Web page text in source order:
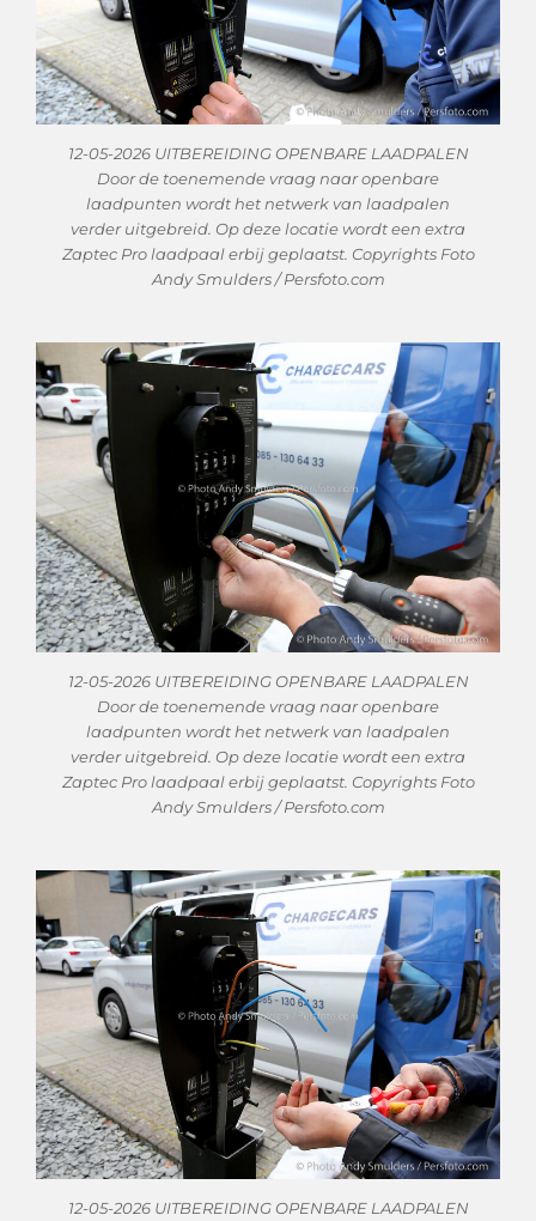
12-05-2026 UITBEREIDING OPENBARE LAADPALEN
Door de toenemende vraag naar openbare
laadpunten wordt het netwerk van laadpalen
verder uitgebreid. Op deze locatie wordt een extra
Zaptec Pro laadpaal erbij geplaatst. Copyrights Foto
Andy Smulders / Persfoto.com
12-05-2026 UITBEREIDING OPENBARE LAADPALEN
Door de toenemende vraag naar openbare
laadpunten wordt het netwerk van laadpalen
verder uitgebreid. Op deze locatie wordt een extra
Zaptec Pro laadpaal erbij geplaatst. Copyrights Foto
Andy Smulders / Persfoto.com
12-05-2026 UITBEREIDING OPENBARE LAADPALEN